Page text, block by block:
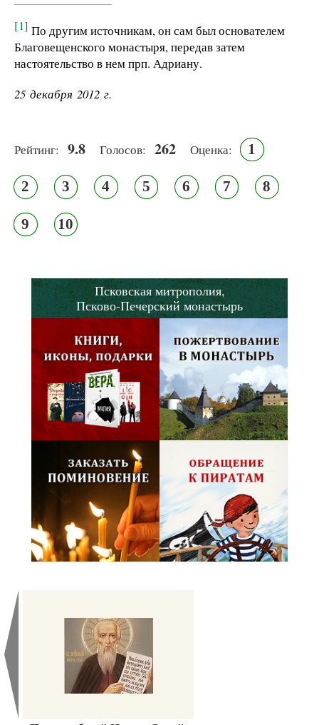
[1] По другим источникам, он сам был основателем
Благовещенского монастыря, передав затем
настоятельство в нем прп. Адриану.
25 декабря 2012 г.
Рейтинг: 9.8 Голосов: 262 Оценка: 1
2 3 4 5 6 7 8
9 10
Псковская митрополия,
Псково-Печерский монастырь